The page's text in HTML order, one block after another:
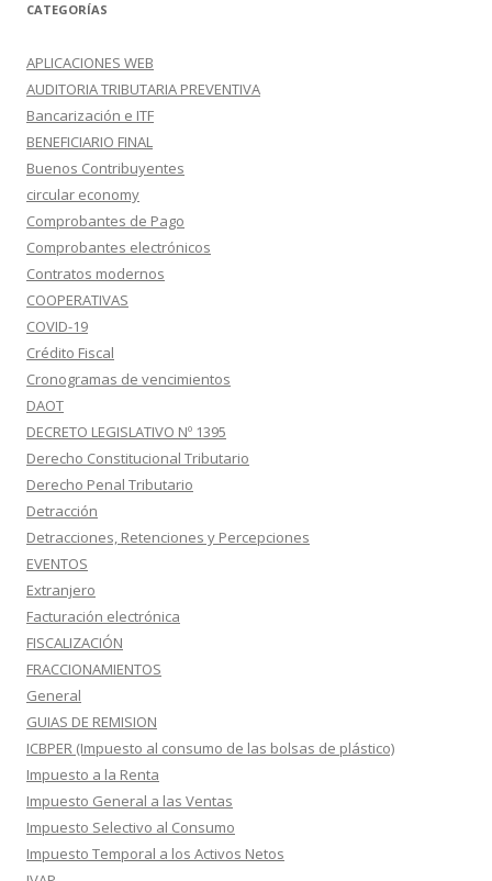
CATEGORÍAS
APLICACIONES WEB
AUDITORIA TRIBUTARIA PREVENTIVA
Bancarización e ITF
BENEFICIARIO FINAL
Buenos Contribuyentes
circular economy
Comprobantes de Pago
Comprobantes electrónicos
Contratos modernos
COOPERATIVAS
COVID-19
Crédito Fiscal
Cronogramas de vencimientos
DAOT
DECRETO LEGISLATIVO Nº 1395
Derecho Constitucional Tributario
Derecho Penal Tributario
Detracción
Detracciones, Retenciones y Percepciones
EVENTOS
Extranjero
Facturación electrónica
FISCALIZACIÓN
FRACCIONAMIENTOS
General
GUIAS DE REMISION
ICBPER (Impuesto al consumo de las bolsas de plástico)
Impuesto a la Renta
Impuesto General a las Ventas
Impuesto Selectivo al Consumo
Impuesto Temporal a los Activos Netos